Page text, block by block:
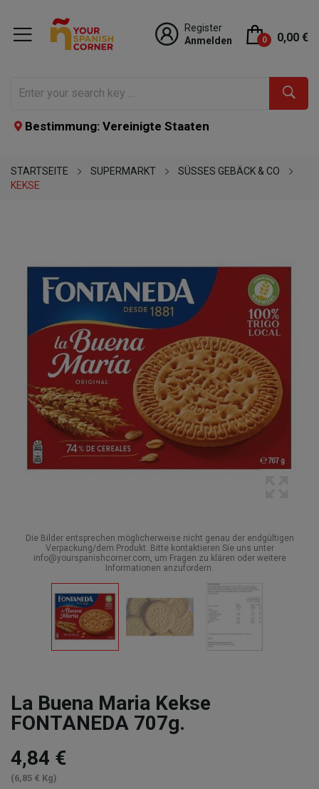
Register
Anmelden
0 0,00 €
Bestimmung: Vereinigte Staaten
STARTSEITE SUPERMARKT
SÜSSES GEBÄCK & CO
KEKSE
Die Bilder entsprechen möglicherweise nicht genau der endgültigen
Verpackung/dem Produkt. Bitte kontaktieren Sie uns unter
info@yourspanishcorner.com, um Fragen zu klären oder weitere
Informationen anzufordern.
La Buena Maria Kekse
FONTANEDA 707g.
4,84 €
(6,85 € Kg)